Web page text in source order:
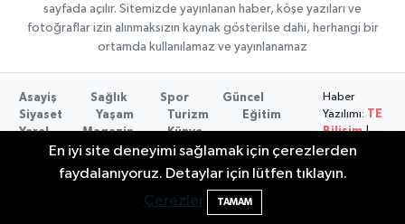
sayfada açılır. Sitemizde yayınlanan haber, köşe yazıları ve
fotoğraflar izin alınmaksızın kaynak gösterilse dahi, herhangi bir
ortamda kullanılamaz ve yayınlanamaz
Asayiş Sağlık Spor
Güncel
Siyaset
Yaşam Turizm
Eğitim
Yerel
Magazin
Künye
Konaklama tesisleri
Bartın Medya
Haber
Yazılımı: TE
Bilişim|
Copyright ©
En iyi site deneyimi sağlamak için çerezlerden
faydalanıyoruz. Detaylar için lütfen tıklayın.
Çerezler
TAMAM
Bartın'da Şafak Operasyonu: 5 Gözaltı, 4
Şüpheli Aranıyor